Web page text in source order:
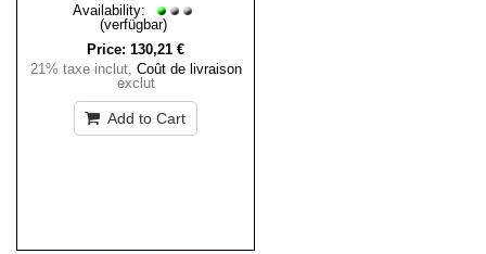
Availability:
(verfügbar)
Price: 130,21 €
21% taxe inclut, Coût de livraison
exclut
Add to Cart